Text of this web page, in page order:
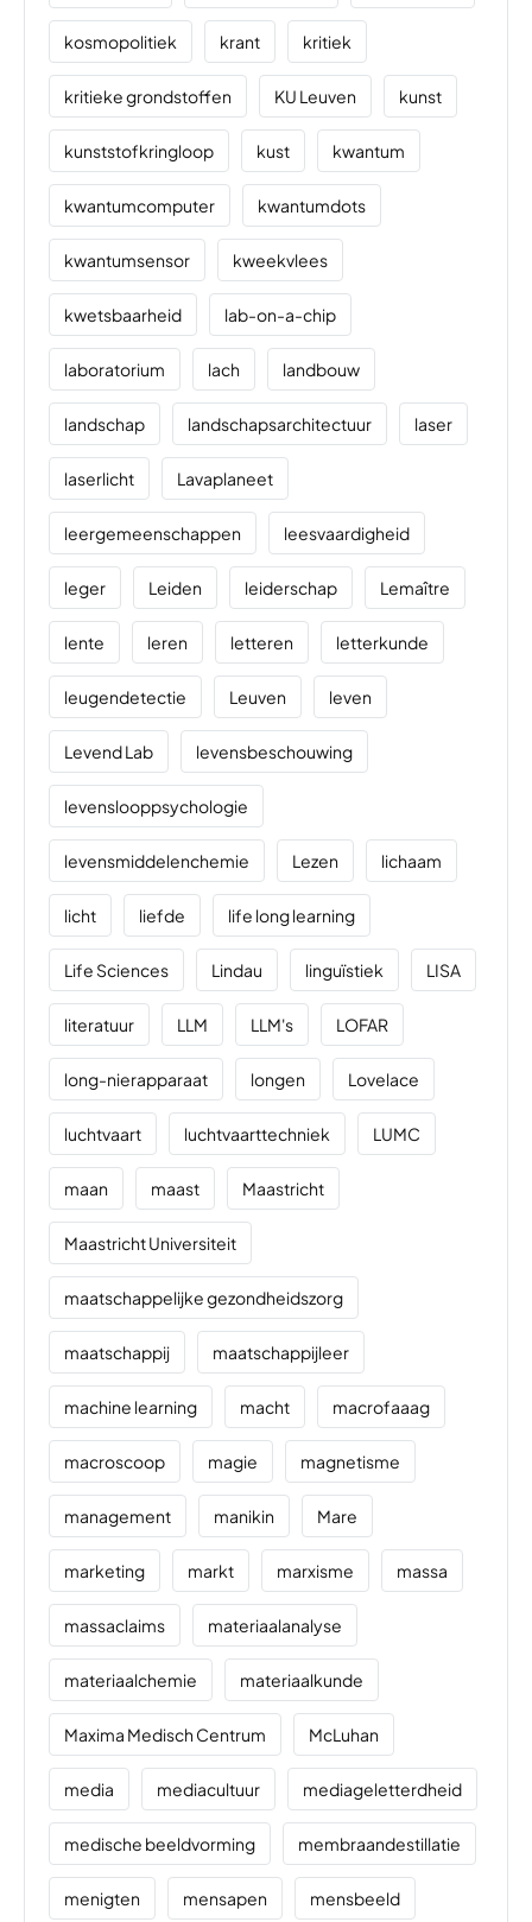
kosmopolitiek krant kritiek
kritieke grondstoffen KU Leuven kunst
kunststofkringloop kust kwantum
kwantumcomputer kwantumdots
kwantumsensor kweekvlees
kwetsbaarheid lab-on-a-chip
laboratorium lach landbouw
landschap landschapsarchitectuur laser
laserlicht Lavaplaneet
leergemeenschappen leesvaardigheid
leger Leiden leiderschap Lemaître
lente leren letteren letterkunde
leugendetectie Leuven leven
Levend Lab levensbeschouwing
levenslooppsychologie
levensmiddelenchemie Lezen lichaam
licht liefde life long learning
Life Sciences Lindau linguïstiek LISA
literatuur LLM LLM's LOFAR
long-nierapparaat longen Lovelace
luchtvaart luchtvaarttechniek LUMC
maan maast Maastricht
Maastricht Universiteit
maatschappelijke gezondheidszorg
maatschappij maatschappijleer
machine learning macht macrofaaag
macroscoop magie magnetisme
management manikin Mare
marketing markt marxisme massa
massaclaims materiaalanalyse
materiaalchemie materiaalkunde
Maxima Medisch Centrum McLuhan
media mediacultuur mediageletterdheid
medische beeldvorming membraandestillatie
menigten mensapen mensbeeld